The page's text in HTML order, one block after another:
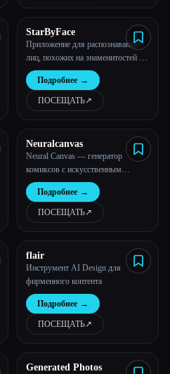
StarByFace
Приложение для распознавания
лиц, похожих на знаменитостей -
Celebs Like Me
Подробнее →
ПОСЕЩАТЬ↗︎
Neuralcanvas
Neural Canvas — генератор
комиксов с искусственным
интеллектом.
Подробнее →
ПОСЕЩАТЬ↗︎
flair
Инструмент AI Design для
фирменного контента
Подробнее →
ПОСЕЩАТЬ↗︎
Generated Photos